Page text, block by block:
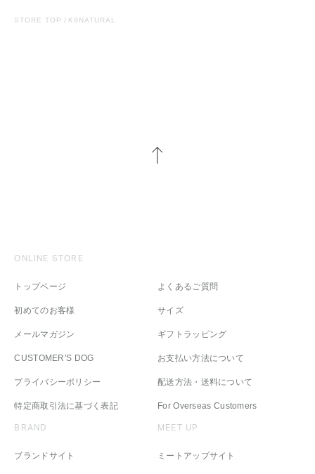
STORE TOP K9NATURAL
ONLINE STORE
トップページ
初めてのお客様
メールマガジン
CUSTOMER'S DOG
プライバシーポリシー
特定商取引法に基づく表記
よくあるご質問
サイズ
ギフトラッピング
お支払い方法について
配送方法・送料について
For Overseas Customers
BRAND
ブランドサイト
MEET UP
ミートアップサイト